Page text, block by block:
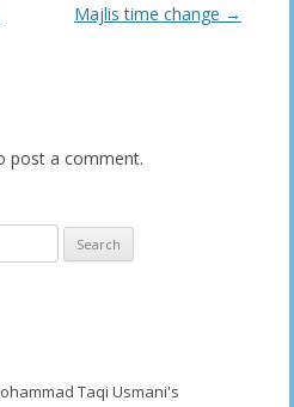
Majlis time change →
post a comment.
Taqi Usmani's